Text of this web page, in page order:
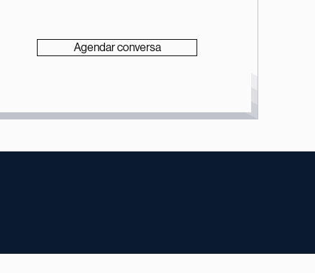
Agendar conversa